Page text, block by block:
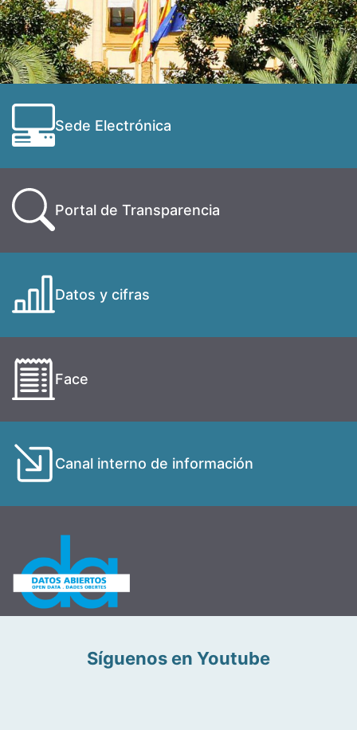
Sede Electrónica
Portal de Transparencia
Datos y cifras
Face
Canal interno de información
Síguenos en Youtube